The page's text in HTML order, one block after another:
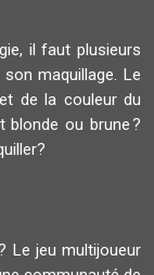
il faut plusieurs
maquillage. Le
de la couleur du
blonde ou brune ?
Le jeu multijoueur